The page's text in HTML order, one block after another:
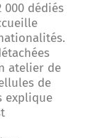
000 dédiés
atelier de
de
explique